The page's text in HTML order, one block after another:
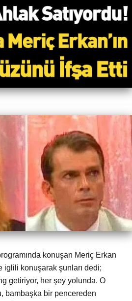
konuşan Meriç Erkan
iglili konuşarak şunları dedi;
getiriyor, her şey yolunda. O
bambaşka bir pencereden